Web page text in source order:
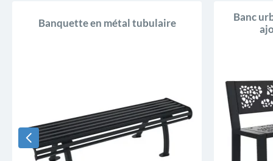
Banquette en métal tubulaire
Banc